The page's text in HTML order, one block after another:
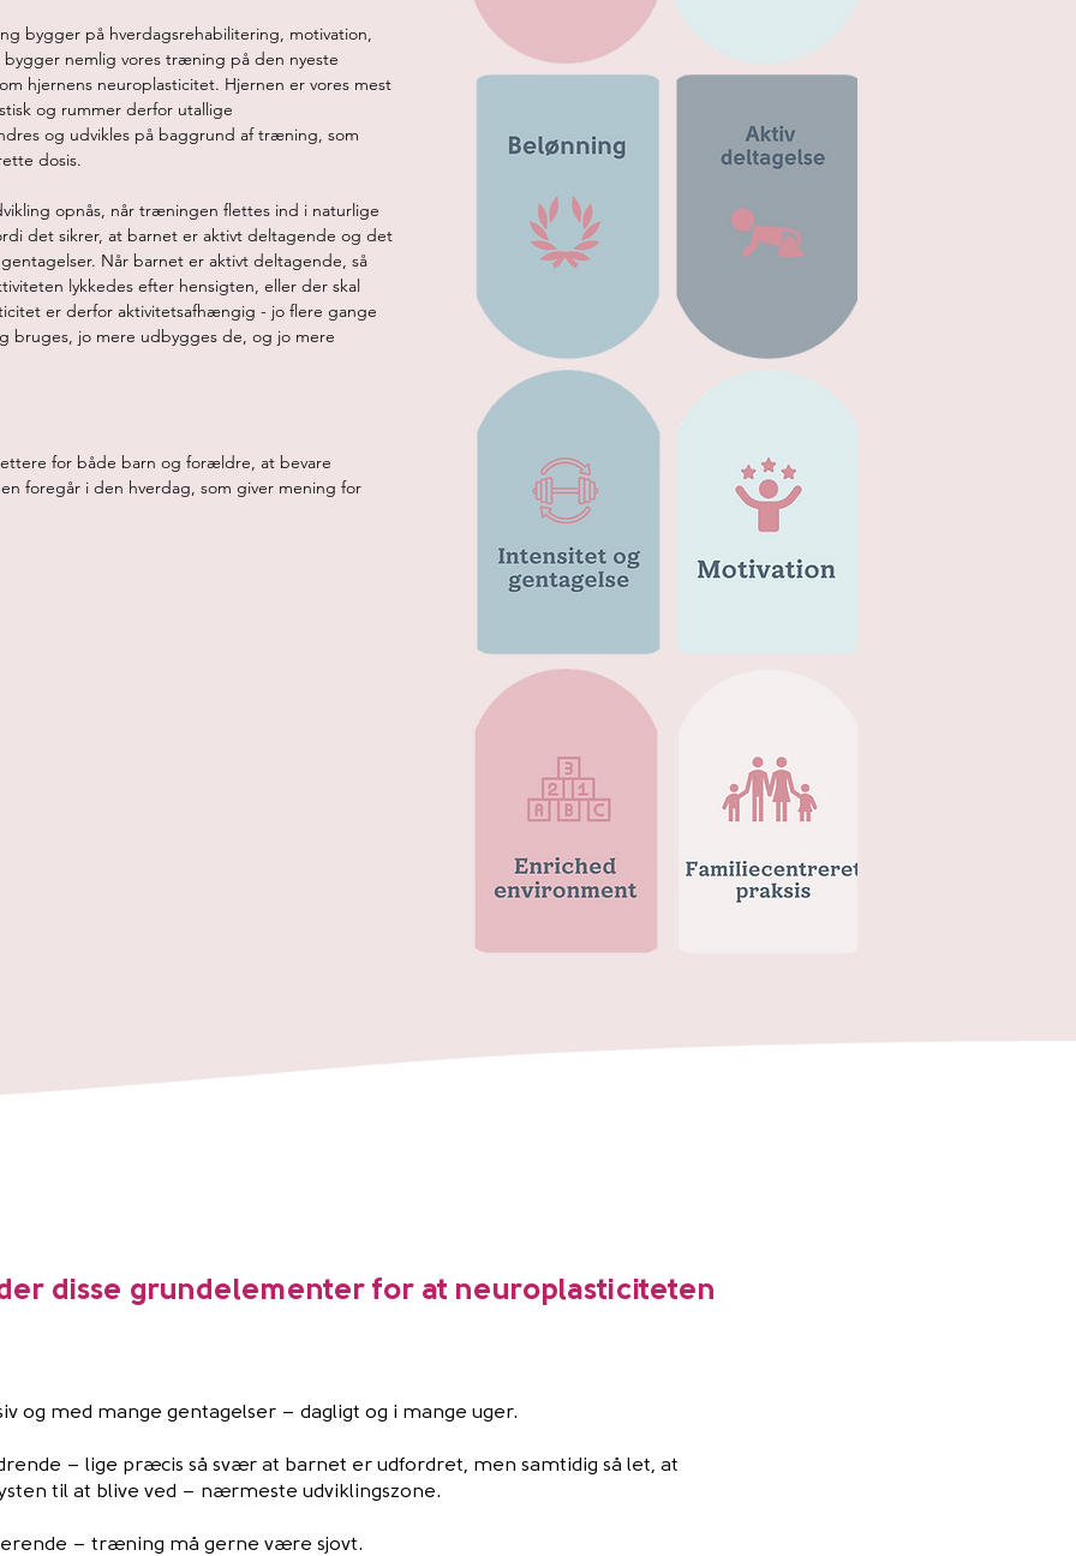
bygger på hverdagsrehabilitering, motivation,
nemlig vores træning på den nyeste
hjernens neuroplasticitet. Hjernen er vores mest
og rummer derfor utallige
og udvikles på baggrund af træning, som
dosis.
opnås, når træningen flettes ind i naturlige
det sikrer, at barnet er aktivt deltagende og det
Når barnet er aktivt deltagende, så
lykkedes efter hensigten, eller der skal
er derfor aktivitetsafhængig - jo flere gange
bruges, jo mere udbygges de, og jo mere
for både barn og forældre, at bevare
foregår i den hverdag, som giver mening for
disse grundelementer for at neuroplasticiteten
og med mange gentagelser – dagligt og i mange uger.
– lige præcis så svær at barnet er udfordret, men samtidig så let, at
til at blive ved – nærmeste udviklingszone.
– træning må gerne være sjovt.